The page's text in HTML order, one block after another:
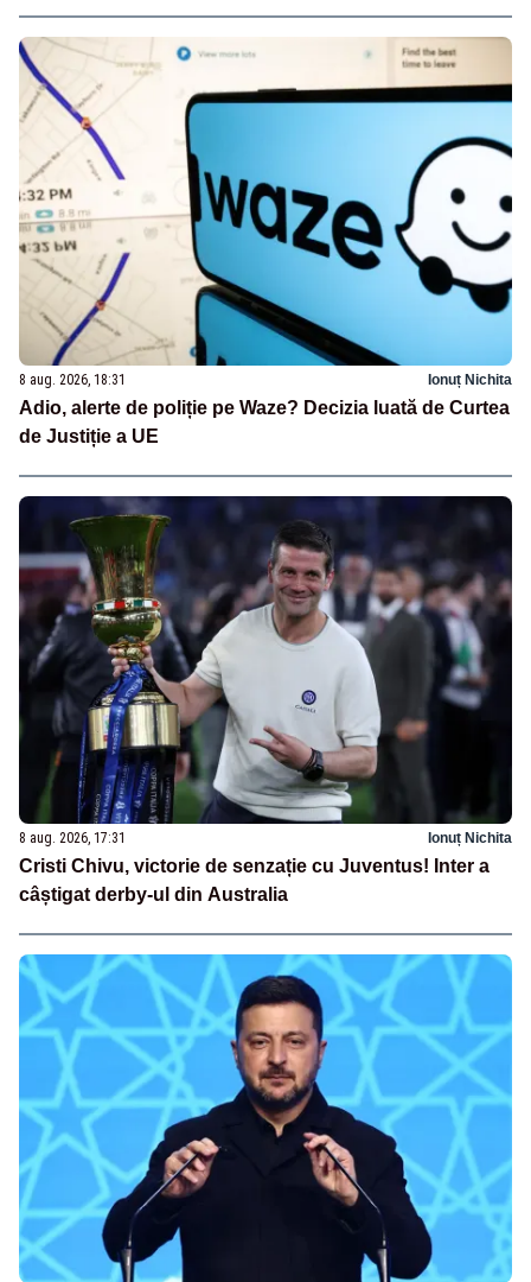
8 aug. 2026, 18:31 Ionuț Nichita
Adio, alerte de poliție pe Waze? Decizia luată de Curtea
de Justiție a UE
8 aug. 2026, 17:31 Ionuț Nichita
Cristi Chivu, victorie de senzație cu Juventus! Inter a
câștigat derby-ul din Australia